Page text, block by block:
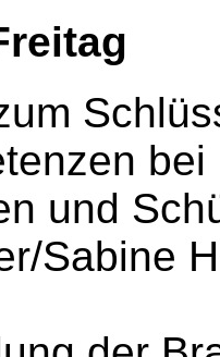
und
Sabine